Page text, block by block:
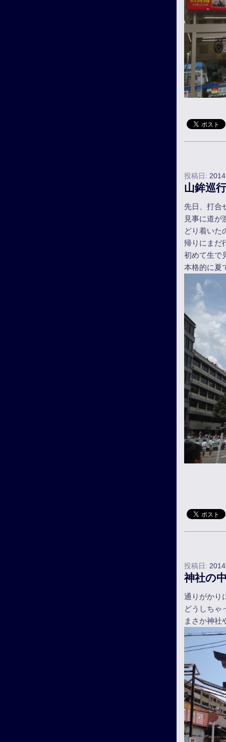
投稿日:
山鉾巡行
先日、打合
見事に道が
どり着いた
帰りにまだ
初めて生で
本格的に夏
投稿日:
神社の
通りがかり
どうしちゃ
まさか神社